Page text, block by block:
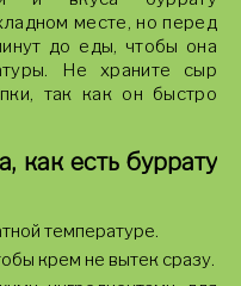
месте, но перед
до еды, чтобы она
Не храните сыр
так как он быстро
как есть буррату
температуре.
крем не вытек сразу.